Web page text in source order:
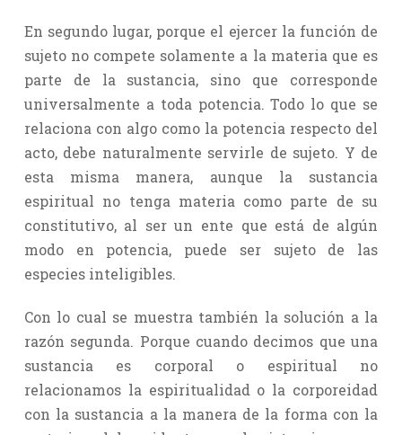
En segundo lugar, porque el ejercer la función de
sujeto no compete solamente a la materia que es
parte de la sustancia, sino que corresponde
universalmente a toda potencia. Todo lo que se
relaciona con algo como la potencia respecto del
acto, debe naturalmente servirle de sujeto. Y de
esta misma manera, aunque la sustancia
espiritual no tenga materia como parte de su
constitutivo, al ser un ente que está de algún
modo en potencia, puede ser sujeto de las
especies inteligibles.
Con lo cual se muestra también la solución a la
razón segunda. Porque cuando decimos que una
sustancia es corporal o espiritual no
relacionamos la espiritualidad o la corporeidad
con la sustancia a la manera de la forma con la